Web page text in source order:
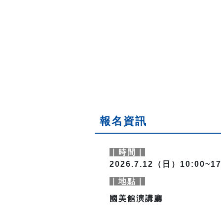
報名資訊
｜時間｜
2026.7.12（日）
｜地點｜
國美館演講廳